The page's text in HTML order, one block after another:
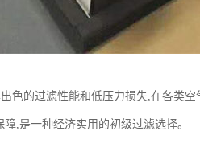
色的过滤性能和低压力损失,在各类
,是一种经济实用的初级过滤选择。